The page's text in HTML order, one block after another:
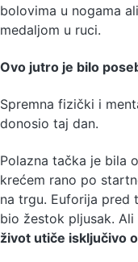
bolovima u nogama ali
medaljom u ruci.
Ovo jutro je bilo
Spremna fizički i
donosio taj dan.
Polazna tačka je bila
krećem rano po
na trgu. Euforija pred
bio žestok pljusak.
život utiče isključivo